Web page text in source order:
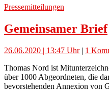
Pressemitteilungen
Gemeinsamer Brief
26.06.2020 | 13:47 Uhr| 1
Thomas Nord ist
über 1000 Abgeordneten, die
bevorstehenden Annexion von